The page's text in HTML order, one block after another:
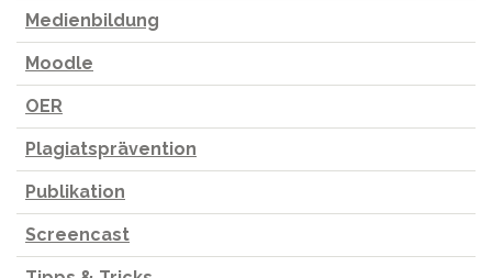
Medienbildung
Moodle
OER
Plagiatsprävention
Publikation
Screencast